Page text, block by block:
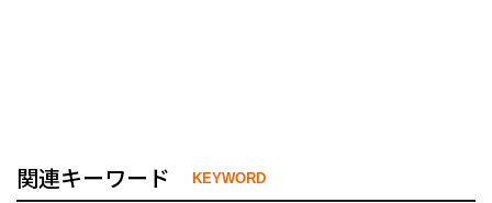
関連キーワード KEYWORD